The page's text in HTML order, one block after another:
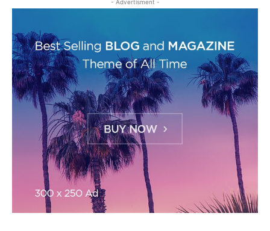
- Advertisment -